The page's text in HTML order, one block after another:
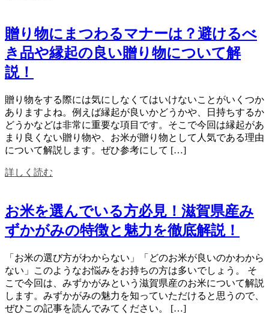
贈り物にまつわるマナーは？避けるべ
き品や縁起の良い贈り物について解
説！
贈り物をする際には気にしなくてはいけないことがいくつか
ありますよね。例えば縁起が良いかどうかや、日持ちするか
どうかなどは非常に重要な項目です。そこで今回は縁起があ
まり良くない贈り物や、お米が贈り物として人気である理由
について解説します。ぜひ参考にして […]
詳しく読む
お米を選んでいる方必見！滋賀県産み
ずかがみの特徴と魅力を徹底解説！
「お米の選び方がわからない」「どのお米が良いのかわから
ない」このようなお悩みをお持ちの方は多いでしょう。 そ
こで今回は、みずかがみという滋賀県産のお米について解説
します。みずかがみの魅力を知っていただけると思うので、
ぜひこの記事を読んでみてください。 […]